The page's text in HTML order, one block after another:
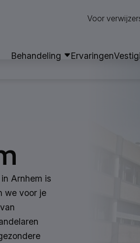
Voor
Behandeling Ervaringen
Arnhem is
we voor je